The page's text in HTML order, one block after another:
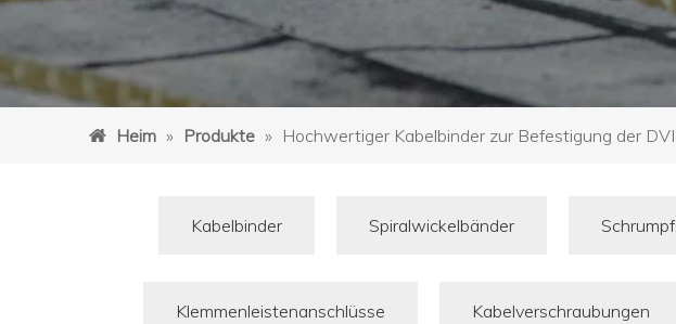
Heim » Produkte » Hochwertiger Kabelbinder zur Befestigung der
Kabelbinder Spiralwickelbänder
Klemmenleistenanschlüsse Kabelverschraubungen